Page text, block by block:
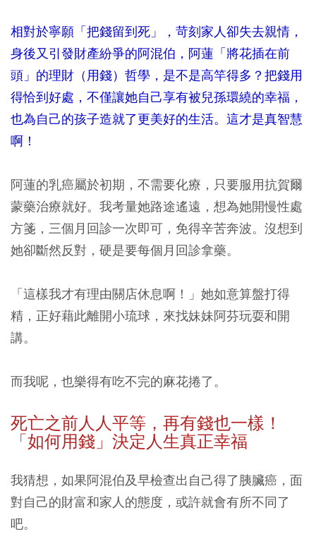
相對於寧願「把錢留到死」，苛刻家人卻失去親情，
身後又引發財產紛爭的阿混伯，阿蓮「將花插在前
頭」的理財（用錢）哲學，是不是高竿得多？把錢用
得恰到好處，不僅讓她自己享有被兒孫環繞的幸福，
也為自己的孩子造就了更美好的生活。這才是真智慧
啊！
阿蓮的乳癌屬於初期，不需要化療，只要服用抗賀爾
蒙藥治療就好。我考量她路途遙遠，想為她開慢性處
方箋，三個月回診一次即可，免得辛苦奔波。沒想到
她卻斷然反對，硬是要每個月回診拿藥。
「這樣我才有理由關店休息啊！」她如意算盤打得
精，正好藉此離開小琉球，來找妹妹阿芬玩耍和開
講。
而我呢，也樂得有吃不完的麻花捲了。
死亡之前人人平等，再有錢也一樣！
「如何用錢」決定人生真正幸福
我猜想，如果阿混伯及早檢查出自己得了胰臟癌，面
對自己的財富和家人的態度，或許就會有所不同了
吧。